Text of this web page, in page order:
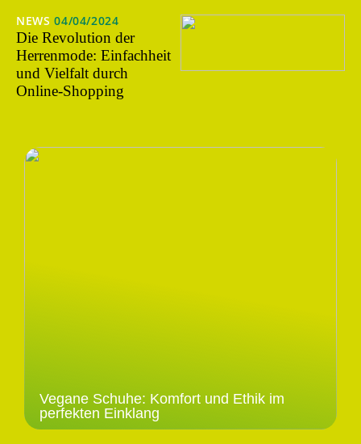
NEWS 04/04/2024
Die Revolution der
Herrenmode: Einfachheit
und Vielfalt durch
Online-Shopping
Vegane Schuhe: Komfort und Ethik im
perfekten Einklang